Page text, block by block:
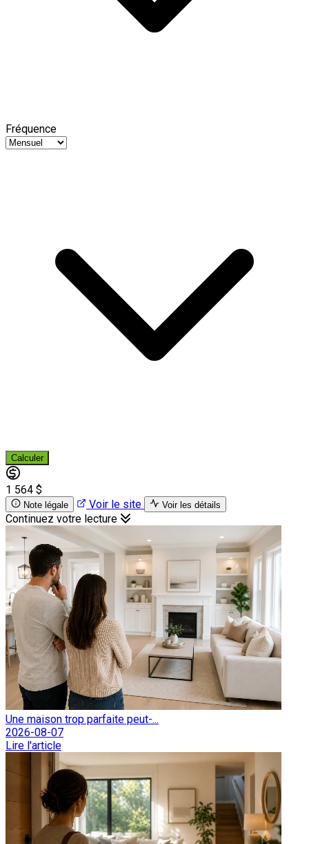
Fréquence
Calculer
1 564 $
Note légale Voir le site Voir les détails
Continuez votre lecture
Une maison trop parfaite peut-...
2026-08-07
Lire l'article